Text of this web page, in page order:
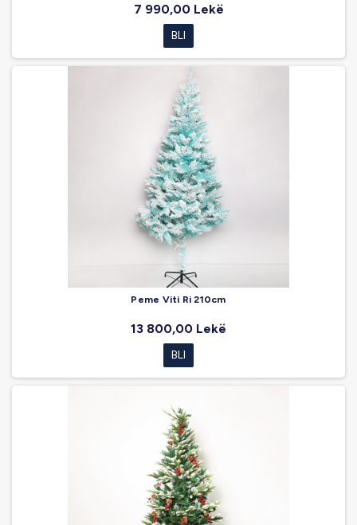
7 990,00 Lekë
BLI
Peme Viti Ri 210cm
13 800,00 Lekë
BLI